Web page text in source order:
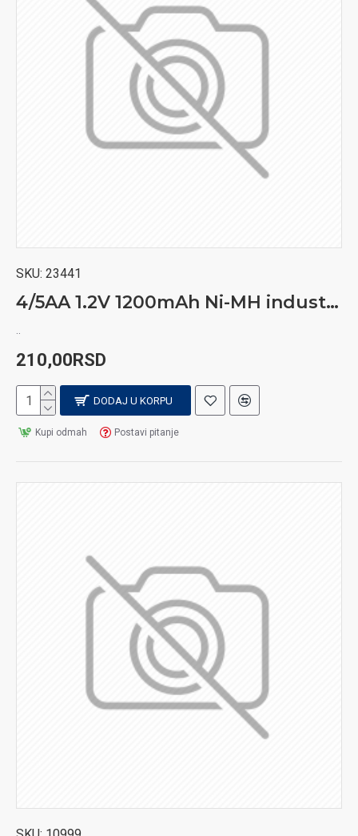
SKU: 23441
4/5AA 1.2V 1200mAh Ni-MH industrijska punjiva baterija
210,00RSD
DODAJ U KORPU
Kupi odmah Postavi pitanje